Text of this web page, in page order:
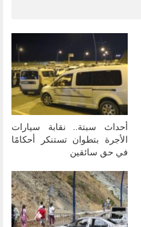
أحداث سبتة.. نقابة سيارات
الأجرة بتطوان تستنكر أحكامًا
في حق سائقين